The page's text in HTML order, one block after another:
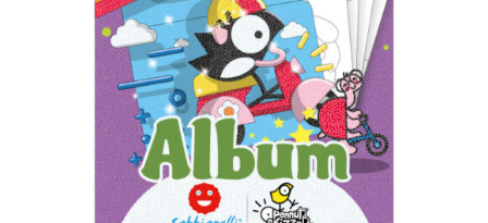
AGGIUNGI AL CARRELLO
/
DETTAGLI